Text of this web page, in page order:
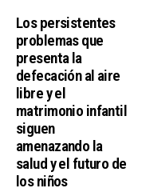
Los persistentes
problemas que
presenta la
defecación al aire
libre y el
matrimonio infantil
siguen
amenazando la
salud y el futuro de
los niños